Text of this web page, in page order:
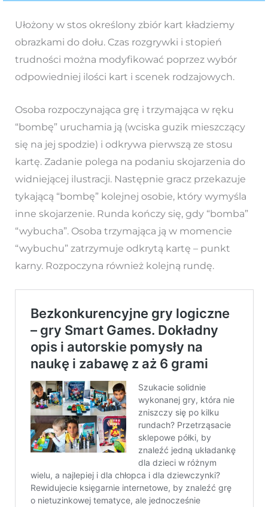
Ułożony w stos określony zbiór kart kładziemy
obrazkami do dołu. Czas rozgrywki i stopień
trudności można modyfikować poprzez wybór
odpowiedniej ilości kart i scenek rodzajowych.
Osoba rozpoczynająca grę i trzymająca w ręku
“bombę” uruchamia ją (wciska guzik mieszczący
się na jej spodzie) i odkrywa pierwszą ze stosu
kartę. Zadanie polega na podaniu skojarzenia do
widniejącej ilustracji. Następnie gracz przekazuje
tykającą “bombę” kolejnej osobie, który wymyśla
inne skojarzenie. Runda kończy się, gdy “bomba”
“wybucha”. Osoba trzymająca ją w momencie
“wybuchu” zatrzymuje odkrytą kartę – punkt
karny. Rozpoczyna również kolejną rundę.